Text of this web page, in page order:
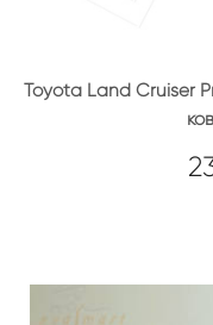
Toyota Land Cruiser